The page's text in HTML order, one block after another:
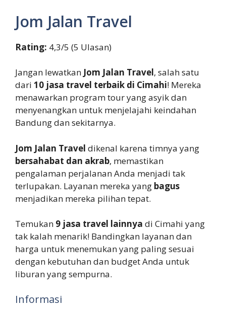
Jom Jalan Travel
Rating: 4,3/5 (5 Ulasan)
Jangan lewatkan Jom Jalan Travel, salah satu
dari 10 jasa travel terbaik di Cimahi! Mereka
menawarkan program tour yang asyik dan
menyenangkan untuk menjelajahi keindahan
Bandung dan sekitarnya.
Jom Jalan Travel dikenal karena timnya yang
bersahabat dan akrab, memastikan
pengalaman perjalanan Anda menjadi tak
terlupakan. Layanan mereka yang bagus
menjadikan mereka pilihan tepat.
Temukan 9 jasa travel lainnya di Cimahi yang
tak kalah menarik! Bandingkan layanan dan
harga untuk menemukan yang paling sesuai
dengan kebutuhan dan budget Anda untuk
liburan yang sempurna.
Informasi